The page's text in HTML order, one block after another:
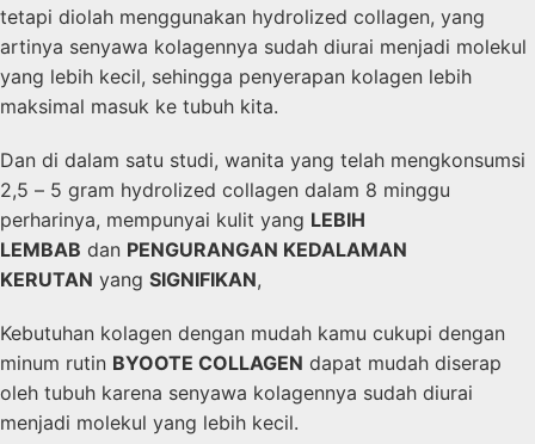
tetapi diolah menggunakan hydrolized collagen, yang
artinya senyawa kolagennya sudah diurai menjadi molekul
yang lebih kecil, sehingga penyerapan kolagen lebih
maksimal masuk ke tubuh kita.
Dan di dalam satu studi, wanita yang telah mengkonsumsi
2,5 – 5 gram hydrolized collagen dalam 8 minggu
perharinya, mempunyai kulit yang LEBIH
LEMBAB dan PENGURANGAN KEDALAMAN
KERUTAN yang SIGNIFIKAN,
Kebutuhan kolagen dengan mudah kamu cukupi dengan
minum rutin BYOOTE COLLAGEN dapat mudah diserap
oleh tubuh karena senyawa kolagennya sudah diurai
menjadi molekul yang lebih kecil.